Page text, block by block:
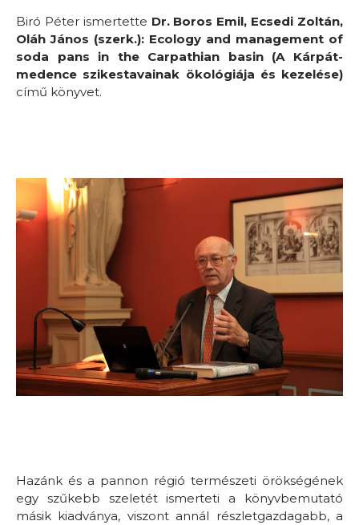
Biró Péter ismertette Dr. Boros Emil, Ecsedi Zoltán,
Oláh János (szerk.): Ecology and management of
soda pans in the Carpathian basin (A Kárpát-
medence szikestavainak ökológiája és kezelése)
című könyvet.
Hazánk és a pannon régió természeti örökségének
egy szűkebb szeletét ismerteti a könyvbemutató
másik kiadványa, viszont annál részletgazdagabb, a